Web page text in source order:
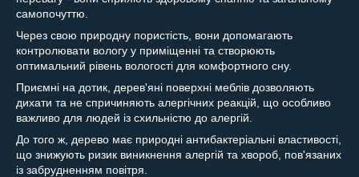
самопочуттю.
Через свою природну пористість, вони допомагають
контролювати вологу у приміщенні та створюють
оптимальний рівень вологості для комфортного сну.
Приємні на дотик, дерев'яні поверхні меблів дозволяють
дихати та не спричиняють алергічних реакцій, що особливо
важливо для людей із схильністю до алергій.
До того ж, дерево має природні антибактеріальні властивості,
що знижують ризик виникнення алергій та хвороб, пов'язаних
із забрудненням повітря.